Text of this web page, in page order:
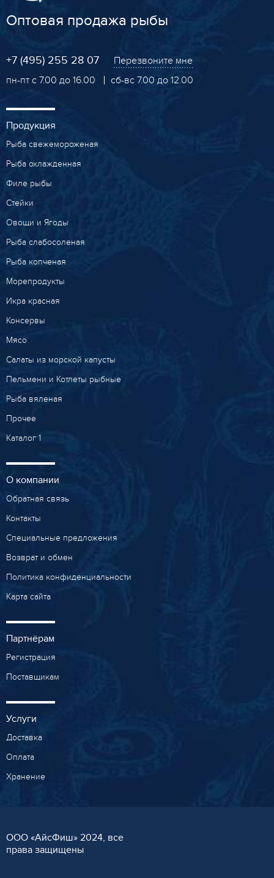
Оптовая продажа рыбы
+7 (495) 255 28 07
Перезвоните мне
пн-пт с 7.00 до 16.00
сб-вс 7.00 до 12.00
Продукция
Рыба свежемороженая
Рыба охлажденная
Филе рыбы
Стейки
Овощи и Ягоды
Рыба слабосоленая
Рыба копченая
Морепродукты
Икра красная
Консервы
Мясо
Салаты из морской капусты
Пельмени и Котлеты рыбные
Рыба вяленая
Прочее
Каталог 1
О компании
Обратная связь
Контакты
Специальные предложения
Возврат и обмен
Политика конфиденциальности
Карта сайта
Партнёрам
Регистрация
Поставщикам
Услуги
Доставка
Оплата
Хранение
ООО «AйсФиш» 2024, все
права защищены